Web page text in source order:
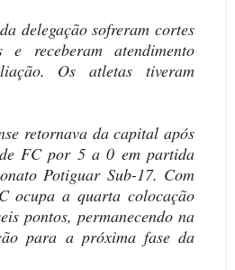
delegação sofreram cortes
e receberam atendimento
Os atletas tiveram
retornava da capital após
FC por 5 a 0 em partida
Potiguar Sub-17. Com
ocupa a quarta colocação
pontos, permanecendo na
para a próxima fase da